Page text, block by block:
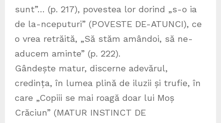
sunt”… (p. 217), povestea lor dorind „s-o ia
de la-nceputuri” (POVESTE DE-ATUNCI), ce
o vrea retrăită, „Să stăm amândoi, să ne-
aducem aminte” (p. 222).
Gândește matur, discerne adevărul,
credința, în lumea plină de iluzii și trufie, în
care „Copiii se mai roagă doar lui Moș
Crăciun” (MATUR INSTINCT DE